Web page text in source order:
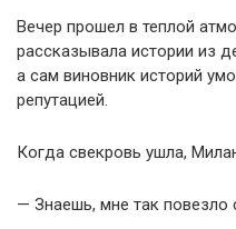
Вечер прошел в теплой
рассказывала истории из
а сам виновник историй
репутацией.
Когда свекровь ушла,
— Знаешь, мне так повезло